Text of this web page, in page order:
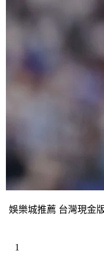
娛樂城推薦 台灣現金
1